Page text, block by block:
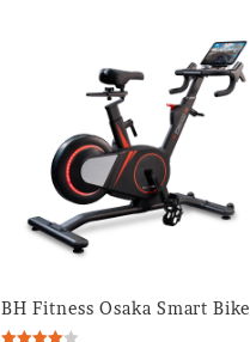
BH Fitness Osaka Smart Bike